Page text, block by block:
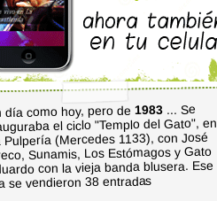
día como hoy, pero de1983 ... Se
el ciclo "Templo del Gato", en
Pulpería (Mercedes 1133), con José
Sunamis, Los Estómagos y Gato
con la vieja banda blusera. Ese
se vendieron 38 entradas